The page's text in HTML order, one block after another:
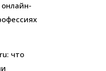
что